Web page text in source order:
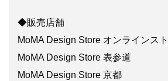
◆販売店舗
MoMA Design Store オンラインス
MoMA Design Store 表参道
MoMA Design Store 京都